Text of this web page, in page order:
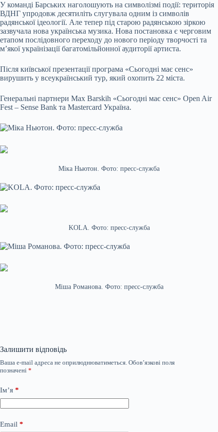
У команді Барських наголошують на символізмі події: територія
ВДНГ упродовж десятиліть слугувала одним із символів
радянської ідеології. Але тепер під старою радянською зіркою
зазвучала нова українська музика. Нова постановка є черговим
етапом послідовного переходу до нового періоду творчості та
м’якої українізації багатомільйонної аудиторії артиста.
Після київської презентації програма «Сьогодні має сенс»
вирушить у всеукраїнський тур, який охопить 22 міста.
Генеральні партнери Max Barskih «Сьогодні має сенс» Open Air
Fest – Sense Bank та Mastercard Україна.
Міка Ньютон. Фото: пресс-служба
KOLA. Фото: пресс-служба
Міша Романова. Фото: пресс-служба
Залишити відповідь
Ваша e-mail адреса не оприлюднюватиметься. Обов’язкові поля
позначені *
Ім’я *
Email *